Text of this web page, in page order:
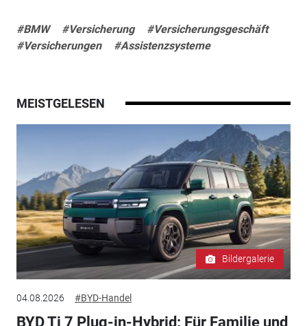
#BMW #Versicherung
#Versicherungsgeschäft
#Versicherungen
#Assistenzsysteme
MEISTGELESEN
Bildergalerie
04.08.2026 #BYD-Handel
BYD Ti 7 Plug-in-Hybrid: Für Familie und